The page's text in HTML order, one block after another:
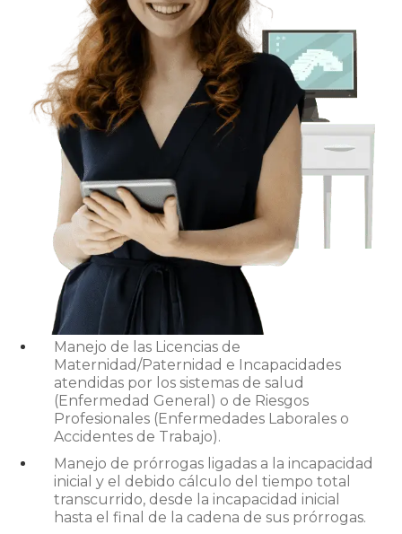
Manejo de las Licencias de
Maternidad/Paternidad e Incapacidades
atendidas por los sistemas de salud
(Enfermedad General) o de Riesgos
Profesionales (Enfermedades Laborales o
Accidentes de Trabajo).
Manejo de prórrogas ligadas a la incapacidad
inicial y el debido cálculo del tiempo total
transcurrido, desde la incapacidad inicial
hasta el final de la cadena de sus prórrogas.